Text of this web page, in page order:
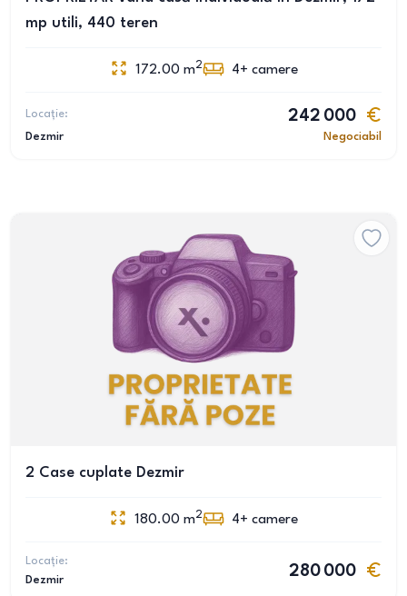
mp utili, 440 teren
172.00 m2 4+ camere
Locație:
Dezmir
242 000
Negociabil
2 Case cuplate Dezmir
180.00 m2 4+ camere
Locație:
Dezmir
280 000